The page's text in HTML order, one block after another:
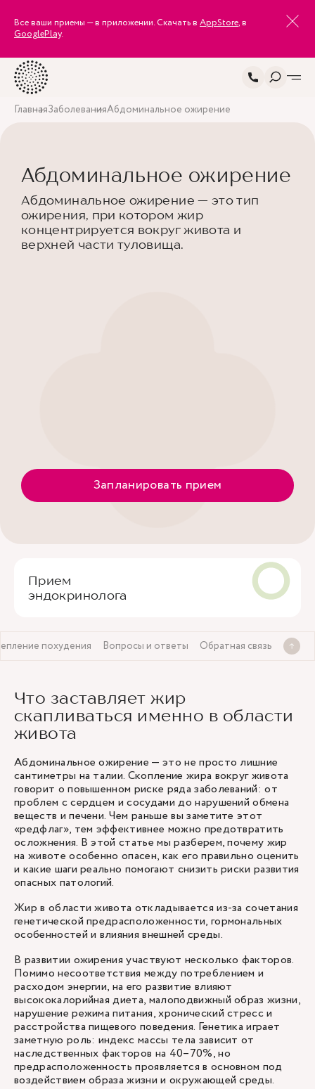
Все ваши приемы — в приложении. Скачать в AppStore, в
GooglePlay.
ГлавнаяЗаболеванияАбдоминальное ожирение
Абдоминальное ожирение
Абдоминальное ожирение — это тип
ожирения, при котором жир
концентрируется вокруг живота и
верхней части туловища.
Запланировать прием
Прием
эндокринолога
похудения Вопросы и ответы Обратная связь
Что заставляет жир
скапливаться именно в области
живота
Абдоминальное ожирение — это не просто лишние
сантиметры на талии. Скопление жира вокруг живота
говорит о повышенном риске ряда заболеваний: от
проблем с сердцем и сосудами до нарушений обмена
веществ и печени. Чем раньше вы заметите этот
«редфлаг», тем эффективнее можно предотвратить
осложнения. В этой статье мы разберем, почему жир
на животе особенно опасен, как его правильно оценить
и какие шаги реально помогают снизить риски развития
опасных патологий.
Жир в области живота откладывается из-за сочетания
генетической предрасположенности, гормональных
особенностей и влияния внешней среды.
В развитии ожирения участвуют несколько факторов.
Помимо несоответствия между потреблением и
расходом энергии, на его развитие влияют
высококалорийная диета, малоподвижный образ жизни,
нарушение режима питания, хронический стресс и
расстройства пищевого поведения. Генетика играет
заметную роль: индекс массы тела зависит от
наследственных факторов на 40–70%, но
предрасположенность проявляется в основном под
воздействием образа жизни и окружающей среды.